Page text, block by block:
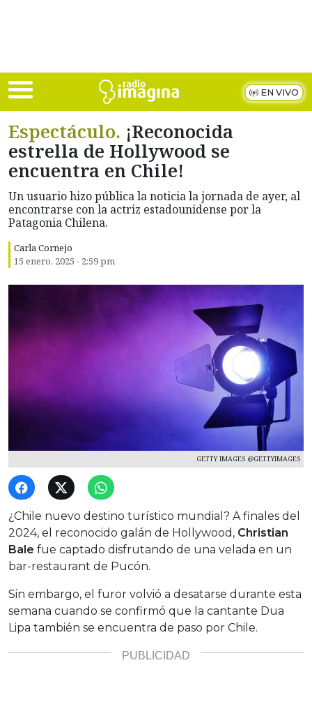
EN VIVO
Espectáculo. ¡Reconocida
estrella de Hollywood se
encuentra en Chile!
Un usuario hizo pública la noticia la jornada de ayer, al
encontrarse con la actriz estadounidense por la
Patagonia Chilena.
Carla Cornejo
15 enero, 2025 - 2:59 pm
GETTY IMAGES @GETTYIMAGES
¿Chile nuevo destino turístico mundial? A finales del
2024, el reconocido galán de Hollywood, Christian
Bale fue captado disfrutando de una velada en un
bar-restaurant de Pucón.
Sin embargo, el furor volvió a desatarse durante esta
semana cuando se confirmó que la cantante Dua
Lipa también se encuentra de paso por Chile.